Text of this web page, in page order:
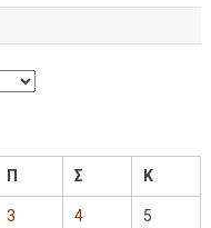
Π Σ Κ
3 4 5